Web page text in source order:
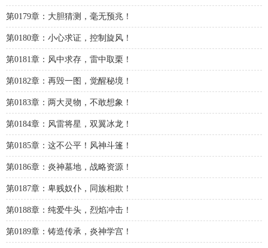
第0179章：大胆猜测，毫无预兆！
第0180章：小心求证，控制旋风！
第0181章：风中求存，雷中取栗！
第0182章：再毁一图，觉醒秘境！
第0183章：两大灵物，不敢想象！
第0184章：风雷将星，双翼冰龙！
第0185章：这不公平！风神斗篷！
第0186章：炎神墓地，战略资源！
第0187章：卑贱奴仆，同族相欺！
第0188章：纯爱牛头，烈焰冲击！
第0189章：铸造传承，炎神学宫！